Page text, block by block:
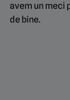
avem un meci
de bine.